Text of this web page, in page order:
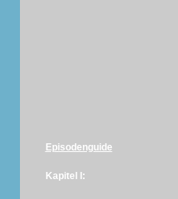
Episodenguide
Kapitel I: